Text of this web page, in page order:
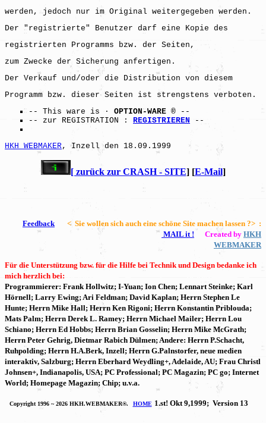
werden, jedoch nur im Original weitergegeben werden.
Der "registrierte" Benutzer darf eine Kopie des
registrierten Programms bzw. der Seiten,
zum Zwecke der Sicherung anfertigen.
Der Verkauf und/oder die Distribution von diesem
Programm bzw. dieser Seiten ist strengstens verboten.
-- This ware is · OPTION-WARE ® --
-- zur REGISTRATION : REGISTRIEREN --
HKH WEBMAKER, Inzell den 18.09.1999
[ zurück zur CRASH - SITE] [E-Mail]
Feedback< Sie wollen sich auch eine schöne Site machen lassen ?> :
MAIL it !
Created by HKH
WEBMAKER
Für die Unterstützung bzw. für die Hilfe bei Technik und Design bedanke ich
mich herzlich bei:
Programmierer: Frank Hollwitz; I-Yuan; Ion Chen; Lennart Steinke; Karl
Hörnell; Larry Ewing; Ari Feldman; David Kaplan; Herrn Stephen Le
Hunte; Herrn Mike Hall; Herrn Ken Rigoni; Herrn Konstantin Priblouda;
Mats Palm; Herrn Derek L. Ramey; Herrn Michael Mailer; Herrn Lou
Schiano; Herrn Ed Hobbs; Herrn Brian Gosselin; Herrn Mike McGrath;
Herrn Peter Gehrig, Dietmar Rabich Dülmen; Andere: Herrn P.Schacht,
Ruhpolding; Herrn H.A.Berk, Inzell; Herrn G.Palnstorfer, neue medien
interaktiv, Salzburg; Herrn Eberhard Weydling+, Adelaide, AU; Frau Christl
Johnsen+, Indianapolis, USA; PC Professional; PC Magazin; PC go; Internet
World; Homepage Magazin; Chip; u.v.a.
Copyright 1996 ~ 2026 HKH.WEBMAKER®. HOME 1.st! Okt 9,1999; Version 13